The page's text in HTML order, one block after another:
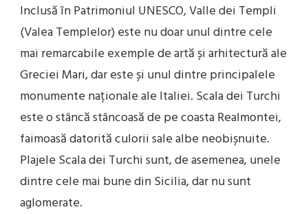
Inclusă în Patrimoniul UNESCO, Valle dei Templi
(Valea Templelor) este nu doar unul dintre cele
mai remarcabile exemple de artă și arhitectură ale
Greciei Mari, dar este și unul dintre principalele
monumente naționale ale Italiei. Scala dei Turchi
este o stâncă stâncoasă de pe coasta Realmontei,
faimoasă datorită culorii sale albe neobișnuite.
Plajele Scala dei Turchi sunt, de asemenea, unele
dintre cele mai bune din Sicilia, dar nu sunt
aglomerate.